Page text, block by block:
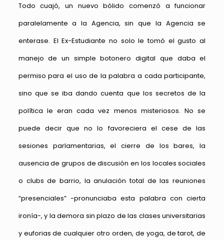
Todo cuajó, un nuevo bólido comenzó a funcionar
paralelamente a la Agencia, sin que la Agencia se
enterase. El Ex-Estudiante no solo le tomó el gusto al
manejo de un simple botonero digital que daba el
permiso para el uso de la palabra a cada participante,
sino que se iba dando cuenta que los secretos de la
política le eran cada vez menos misteriosos. No se
puede decir que no lo favoreciera el cese de las
sesiones parlamentarias, el cierre de los bares, la
ausencia de grupos de discusión en los locales sociales
o clubs de barrio, la anulación total de las reuniones
“presenciales” -pronunciaba esta palabra con cierta
ironía-, y la demora sin plazo de las clases universitarias
y euforias de cualquier otro orden, de yoga, de tarot, de